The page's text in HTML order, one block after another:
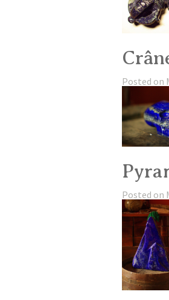
Posted on
Posted on